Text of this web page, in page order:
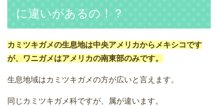
に違いがあるの！？
カミツキガメの生息地は中央アメリカからメキシコです
が、ワニガメはアメリカの南東部のみです。
生息地域はカミツキガメの方が広いと言えます。
同じカミツキガメ科ですが、属が違います。